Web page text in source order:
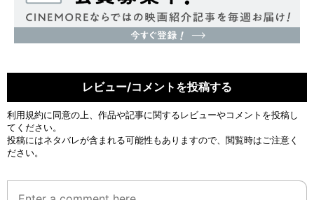
レビュー/コメントを投稿する
利用規約に同意の上、作品や記事に関するレビューやコメントを投稿し
てください。
投稿にはネタバレが含まれる可能性もありますので、閲覧時はご注意く
ださい。